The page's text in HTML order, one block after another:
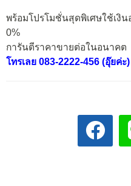
พร้อมโปรโมชั่นสุดพิเศษใช้เงิน
0%
การันตีราคาขายต่อในอนาคต
โทรเลย 083-2222-456 (อุ๊ยค่ะ)